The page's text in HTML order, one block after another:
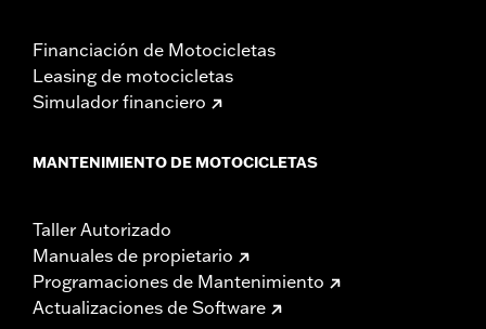
Financiación de Motocicletas
Leasing de motocicletas
Simulador financiero
MANTENIMIENTO DE MOTOCICLETAS
Taller Autorizado
Manuales de propietario
Programaciones de Mantenimiento
Actualizaciones de Software